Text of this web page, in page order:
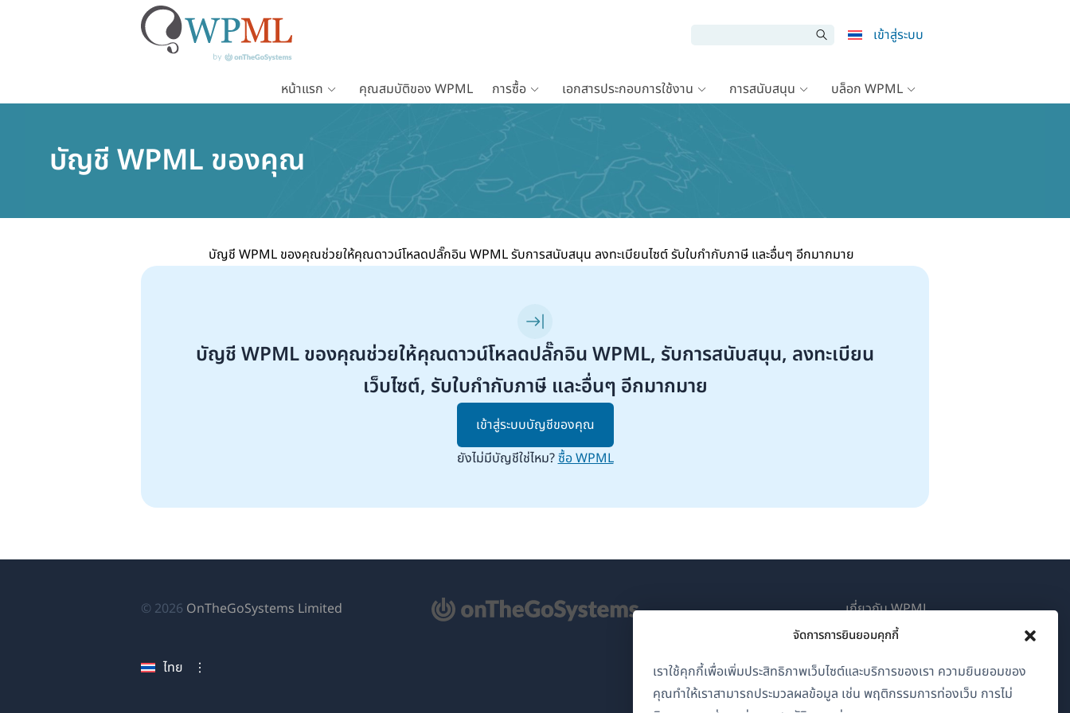
จัดการการยินยอมคุกกี้
เราใช้คุกกี้เพื่อเพิ่มประสิทธิภาพเว็บไซต์และบริการของเรา ความยินยอมของ
คุณทำให้เราสามารถประมวลผลข้อมูล เช่น พฤติกรรมการท่องเว็บ การไม่
เข้าสู่ระบบ
หน้าแรก คุณสมบัติของ WPML การซื้อ เอกสารประกอบการใช้งาน การสนับสนุน บล็อก WPML
บัญชี WPML ของคุณ
บัญชี WPML ของคุณช่วยให้คุณดาวน์โหลดปลั๊กอิน WPML รับการสนับสนุน ลงทะเบียนไซต์ รับใบกำกับภาษี และอื่นๆ อีกมากมาย
บัญชี WPML ของคุณช่วยให้คุณดาวน์โหลดปลั๊กอิน WPML, รับการสนับสนุน, ลงทะเบียน
เว็บไซต์, รับใบกำกับภาษี และอื่นๆ อีกมากมาย
เข้าสู่ระบบบัญชีของคุณ
ยังไม่มีบัญชีใช่ไหม?ซื้อ WPML
© 2026 OnTheGoSystems Limited
ไทย
เกี่ยวกับ WPML
GDPR และนโยบายความเป็นส่วนตัว
เข้าร่วมทีมของเรา(เปิด
ใน
(เปิด (เปิด